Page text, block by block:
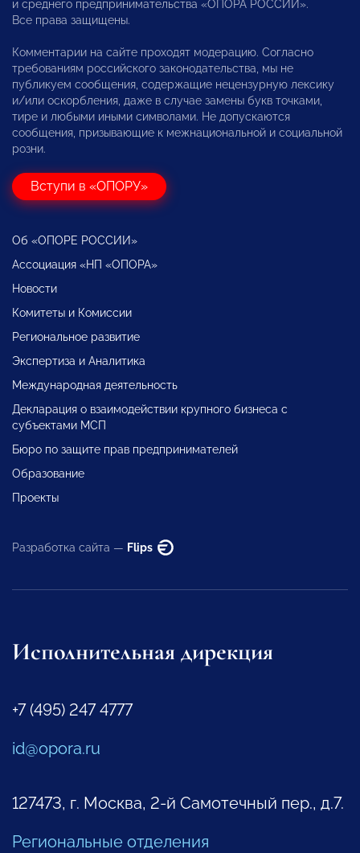
и среднего предпринимательства «ОПОРА РОССИИ».
Все права защищены.
Комментарии на сайте проходят модерацию. Согласно
требованиям российского законодательства, мы не
публикуем сообщения, содержащие нецензурную лексику
и/или оскорбления, даже в случае замены букв точками,
тире и любыми иными символами. Не допускаются
сообщения, призывающие к межнациональной и социальной
розни.
Вступи в «ОПОРУ»
Об «ОПОРЕ РОССИИ»
Ассоциация «НП «ОПОРА»
Новости
Комитеты и Комиссии
Региональное развитие
Экспертиза и Аналитика
Международная деятельность
Декларация о взаимодействии крупного бизнеса с
субъектами МСП
Бюро по защите прав предпринимателей
Образование
Проекты
Разработка сайта — Flips
Исполнительная дирекция
+7 (495) 247 4777
id@opora.ru
127473, г. Москва, 2-й Самотечный пер., д.7.
Региональные отделения